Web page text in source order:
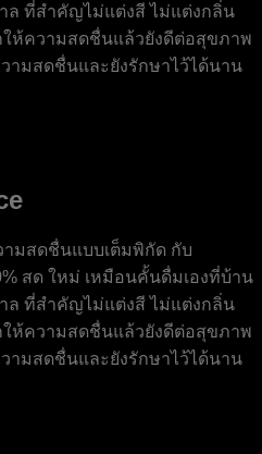
ล ที่สำคัญไม่แต่งสี ไม่แต่งกลิ่น
ห้ความสดชื่นแล้วยังดีต่อสุขภาพ
ามสดชื่นและยังรักษาไว้ได้นาน
มสดชื่นแบบเต็มพิกัด กับ
สด ใหม่ เหมือนคั้นดื่มเองที่บ้าน
ล ที่สำคัญไม่แต่งสี ไม่แต่งกลิ่น
ห้ความสดชื่นแล้วยังดีต่อสุขภาพ
ามสดชื่นและยังรักษาไว้ได้นาน